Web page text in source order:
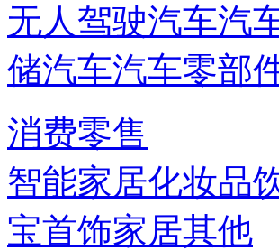
无人驾驶汽车汽
储汽车汽车零部
消费零售
智能家居化妆品
宝首饰家居其他